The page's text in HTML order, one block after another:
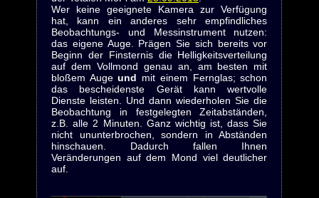
Wer keine geeignete Kamera zur Verfügung
hat, kann ein anderes sehr empfindliches
Beobachtungs- und Messinstrument nutzen:
das eigene Auge. Prägen Sie sich bereits vor
Beginn der Finsternis die Helligkeitsverteilung
auf dem Vollmond genau an, am besten mit
bloßem Augeund mit einem Fernglas; schon
das bescheidenste Gerät kann wertvolle
Dienste leisten. Und dann wiederholen Sie die
Beobachtung in festgelegten Zeitabständen,
z.B. alle 2 Minuten. Ganz wichtig ist, dass Sie
nicht ununterbrochen, sondern in Abständen
hinschauen. Dadurch fallen Ihnen
Veränderungen auf dem Mond viel deutlicher
auf.